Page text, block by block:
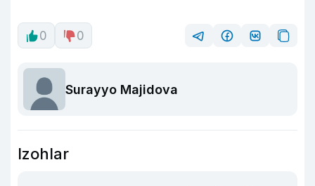
0 0
Surayyo Majidova
Izohlar